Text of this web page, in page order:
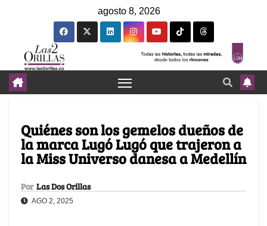
agosto 8, 2026
Quiénes son los gemelos dueños de
la marca Lugó Lugó que trajeron a
la Miss Universo danesa a Medellín
Por Las Dos Orillas
AGO 2, 2025